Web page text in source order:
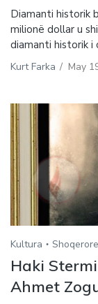
Diamanti historik
milionë dollar u
diamanti historik i
Kurt Farka / May
Kultura Shoqerore
Haki
Ahmet